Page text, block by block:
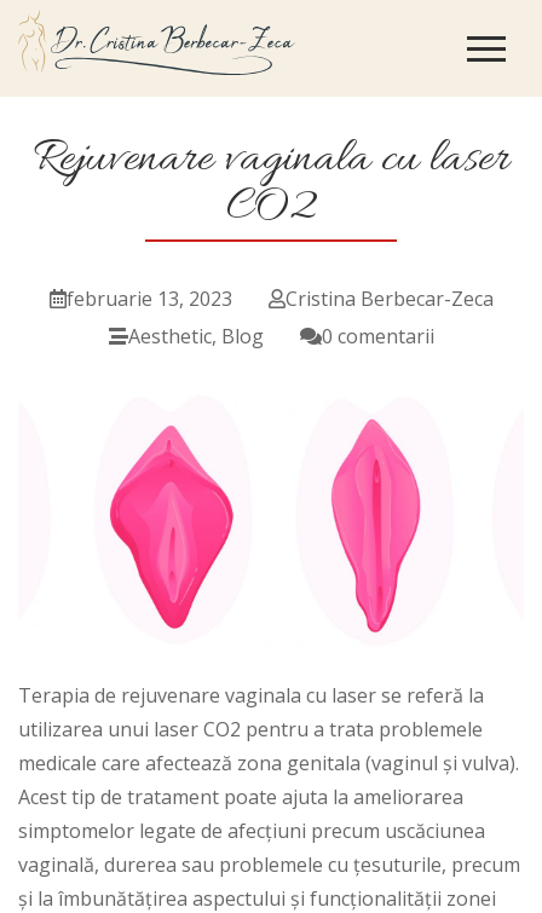
Rejuvenare vaginala cu laser
CO2
februarie 13, 2023
Cristina Berbecar-Zeca
Aesthetic, Blog 0 comentarii
Terapia de rejuvenare vaginala cu laser se referă la
utilizarea unui laser CO2 pentru a trata problemele
medicale care afectează zona genitala (vaginul și vulva).
Acest tip de tratament poate ajuta la ameliorarea
simptomelor legate de afecțiuni precum uscăciunea
vaginală, durerea sau problemele cu țesuturile, precum
și la îmbunătățirea aspectului și funcționalității zonei